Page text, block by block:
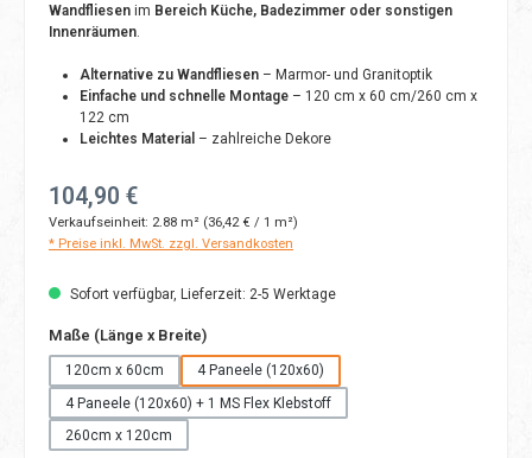
Wandfliesen im Bereich Küche, Badezimmer oder sonstigen
Innenräumen.
Alternative zu Wandfliesen– Marmor- und Granitoptik
Einfache und schnelle Montage – 120 cm x 60 cm/260 cm x
122 cm
Leichtes Material – zahlreiche Dekore
Regulärer Preis:
104,90 €
Verkaufseinheit: 2.88 m² (36,42 € / 1 m²)
* Preise inkl. MwSt. zzgl. Versandkosten
Sofort verfügbar, Lieferzeit: 2-5 Werktage
Maße (Länge x Breite)auswählen
120cm x 60cm
4 Paneele (120x60)
4 Paneele (120x60) + 1 MS Flex Klebstoff
260cm x 120cm